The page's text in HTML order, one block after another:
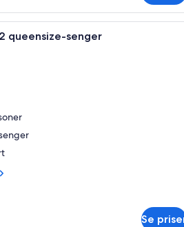
Italienske Frette-laken og
queensize-senger
Se